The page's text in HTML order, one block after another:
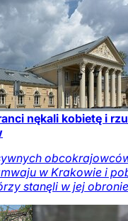
nękali kobietę i
w Krakowie i
stanęli w jej